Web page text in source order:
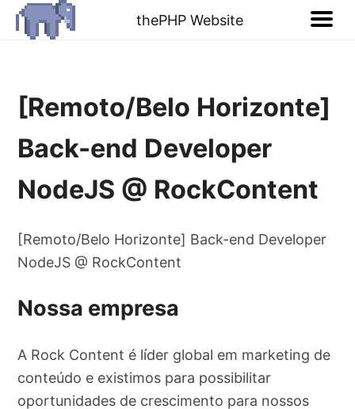
thePHP Website
[Remoto/Belo Horizonte]
Back-end Developer
NodeJS @ RockContent
[Remoto/Belo Horizonte] Back-end Developer
NodeJS @ RockContent
Nossa empresa
A Rock Content é líder global em marketing de
conteúdo e existimos para possibilitar
oportunidades de crescimento para nossos